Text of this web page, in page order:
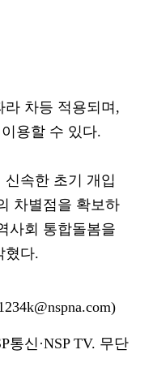
라 차등 적용되며,
용할 수 있다.
속한 초기 개입
차별점을 확보하
사회 통합돌봄을
혔다.
신·NSP TV. 무단